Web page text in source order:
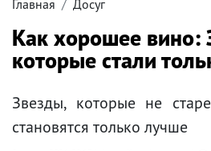
Главная Досуг
Как хорошее вино:
которые стали
Звезды, которые не
становятся только лучше